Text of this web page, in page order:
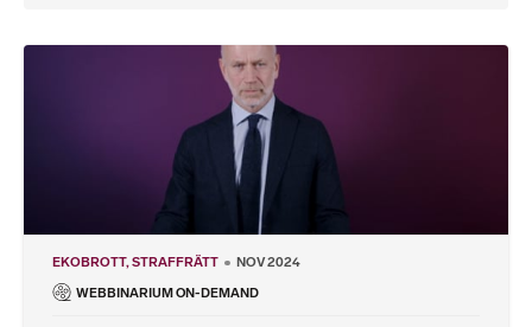
EKOBROTT STRAFFRÄTT NOV 2024
WEBBINARIUM ON-DEMAND